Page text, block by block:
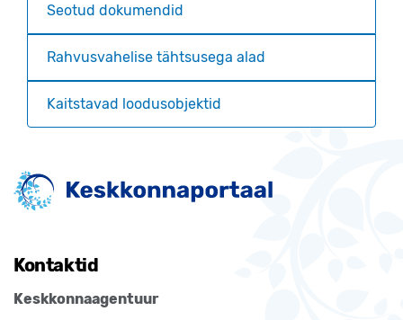
Seotud dokumendid
Rahvusvahelise tähtsusega alad
Kaitstavad loodusobjektid
Kontaktid
Keskkonnaagentuur